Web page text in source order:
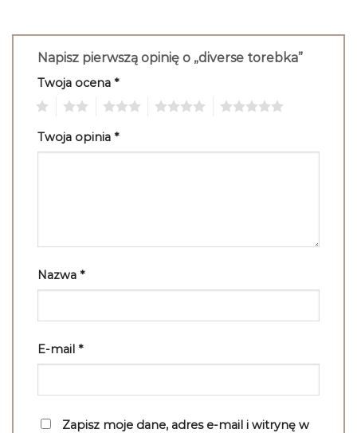
Napisz pierwszą opinię o „diverse torebka”
Twoja ocena *
Twoja opinia *
Nazwa *
E-mail *
Zapisz moje dane, adres e-mail i witrynę w